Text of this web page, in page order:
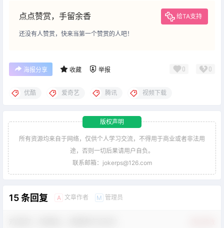
点点赞赏，手留余香 给TA支持
还没有人赞赏，快来当第一个赞赏的人吧！
海报分享 收藏 举报 0 0
优酷 爱奇艺 腾讯 视频下载
版权声明
所有资源均来自于网络，仅供个人学习交流，不得用于商业或者非法用
途，否则一切后果请用户自负。
联系邮箱：jokerps@126.com
15 条回复 A 文章作者 M 管理员